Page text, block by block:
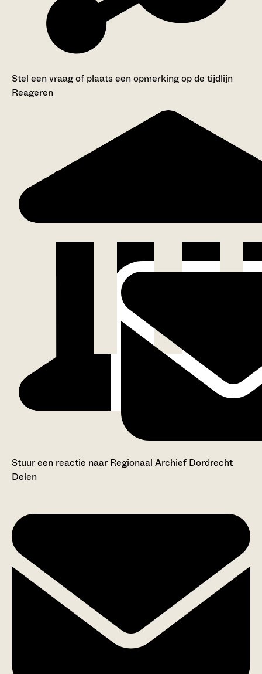
Stel een vraag of plaats een opmerking op de tijdlijn
Reageren
Stuur een reactie naar Regionaal Archief Dordrecht
Delen